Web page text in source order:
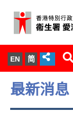
EN 简
關於我們
服務範圍
最新消息